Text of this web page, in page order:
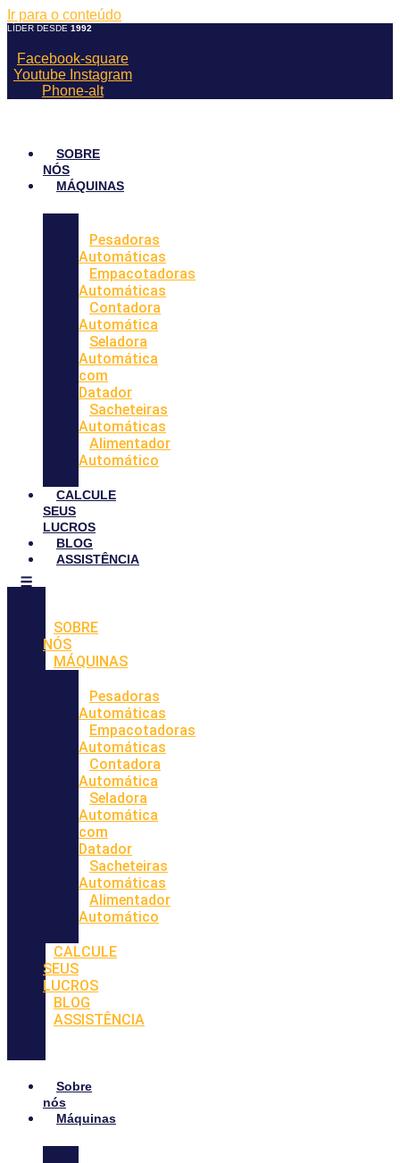
Ir para o conteúdo
LÍDER DESDE 1992
Facebook-square
Youtube Instagram
Phone-alt
SOBRE
NÓS
MÁQUINAS
Pesadoras
Automáticas
Empacotadoras
Automáticas
Contadora
Automática
Seladora
Automática
com
Datador
Sacheteiras
Automáticas
Alimentador
Automático
CALCULE
SEUS
LUCROS
BLOG
ASSISTÊNCIA
SOBRE
NÓS
MÁQUINAS
Pesadoras
Automáticas
Empacotadoras
Automáticas
Contadora
Automática
Seladora
Automática
com
Datador
Sacheteiras
Automáticas
Alimentador
Automático
CALCULE
SEUS
LUCROS
BLOG
ASSISTÊNCIA
Sobre
nós
Máquinas